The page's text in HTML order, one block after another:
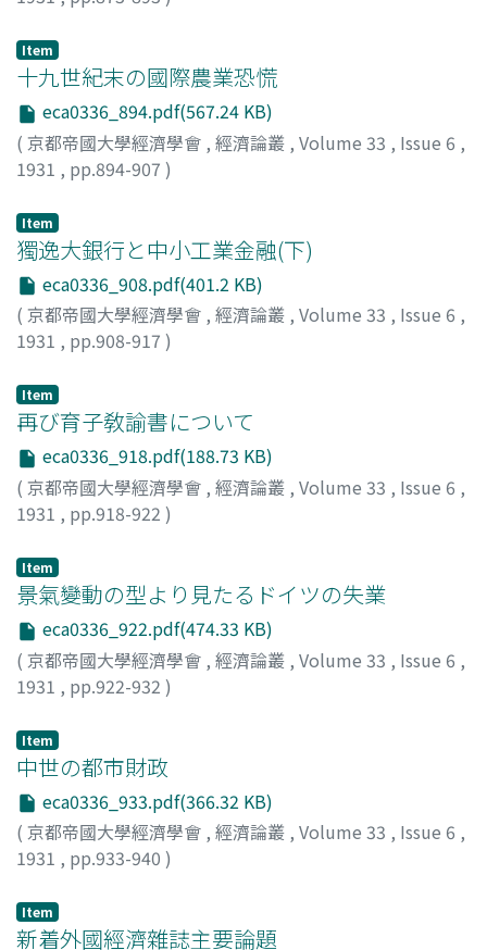
Item
十九世紀末の國際農業恐慌
eca0336_894.pdf(567.24 KB)
( 京都帝國大學經濟學會 , 經濟論叢 , Volume 33 , Issue 6 ,
1931 , pp.894-907 )
Item
獨逸大銀行と中小工業金融(下)
eca0336_908.pdf(401.2 KB)
( 京都帝國大學經濟學會 , 經濟論叢 , Volume 33 , Issue 6 ,
1931 , pp.908-917 )
Item
再び育子敎諭書について
eca0336_918.pdf(188.73 KB)
( 京都帝國大學經濟學會 , 經濟論叢 , Volume 33 , Issue 6 ,
1931 , pp.918-922 )
Item
景氣變動の型より見たるドイツの失業
eca0336_922.pdf(474.33 KB)
( 京都帝國大學經濟學會 , 經濟論叢 , Volume 33 , Issue 6 ,
1931 , pp.922-932 )
Item
中世の都市財政
eca0336_933.pdf(366.32 KB)
( 京都帝國大學經濟學會 , 經濟論叢 , Volume 33 , Issue 6 ,
1931 , pp.933-940 )
Item
新着外國經濟雜誌主要論題